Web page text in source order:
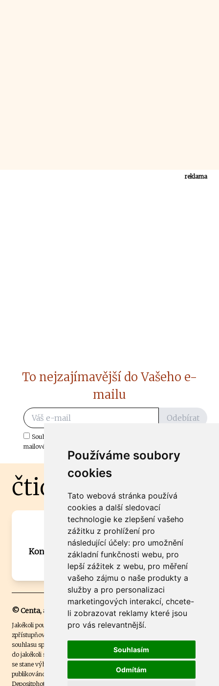
Používáme soubory
cookies
Tato webová stránka používá
cookies a další sledovací
technologie ke zlepšení vašeho
zážitku z prohlížení pro
následující účely: pro umožnění
základní funkčnosti webu, pro
lepší zážitek z webu, pro měření
vašeho zájmu o naše produkty a
služby a pro personalizaci
marketingových interakcí, chcete-
li zobrazovat reklamy které jsou
pro vás relevantnější.
Souhlasím
Odmítám
reklama
To nejzajímavější do Vašeho e-
mailu
Odebírat
Souhlasím s odběrem důležitých zpráv ze ČtiDoma.cz do mé e-
mailové schránky.
čtidoma.cz
Máte zajímavou informaci? Chcete
spolupracovat?
Kontaktujte šéfredaktora Martina Chalupu:
chalupa@ctidoma.cz
© Centa, a.s.
Jakékoli použití obsahu včetně převzetí, šíření či dalšího užití a
zpřístupňování textových či obrazových materiálů bez písemného
souhlasu společnosti Centa,a.s. je zakázáno. Čtenář svým přihlášením
do jakékoli soutěže na našem webu dává souhlas s tím, že v případě, že
se stane výhercem této soutěže, může být jeho jméno na webu
publikováno. Centa, a.s. využívala licenci ČTK a využívá fotografie z
Depositphotos